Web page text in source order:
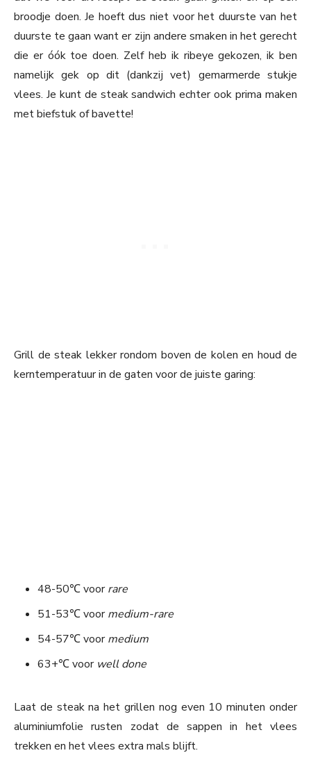
broodje doen. Je hoeft dus niet voor het duurste van het
duurste te gaan want er zijn andere smaken in het gerecht
die er óók toe doen. Zelf heb ik ribeye gekozen, ik ben
namelijk gek op dit (dankzij vet) gemarmerde stukje
vlees. Je kunt de steak sandwich echter ook prima maken
met biefstuk of bavette!
Grill de steak lekker rondom boven de kolen en houd de
kerntemperatuur in de gaten voor de juiste garing:
48-50℃ voorrare
51-53℃ voormedium-rare
54-57℃ voormedium
63+℃ voor well done
Laat de steak na het grillen nog even 10 minuten onder
aluminiumfolie rusten zodat de sappen in het vlees
trekken en het vlees extra mals blijft.